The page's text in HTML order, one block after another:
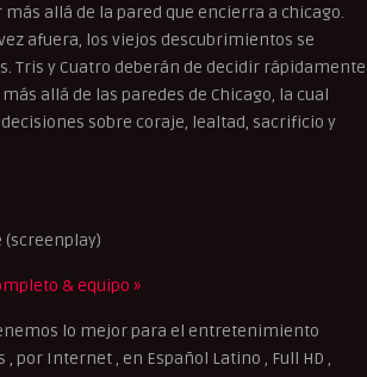
allá de la pared que encierra a chicago.
afuera, los viejos descubrimientos se
Tris y Cuatro deberán de decidir rápidamente
allá de las paredes de Chicago, la cual
sobre coraje, lealtad, sacrificio y
(screenplay)
& equipo »
lo mejor para el entretenimiento
por Internet , en Español Latino , Full HD ,